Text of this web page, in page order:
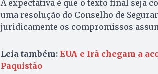
A expectativa é que o texto final seja
uma resolução do Conselho de
juridicamente os compromissos
Leia também: EUA e Irã chegam a
Paquistão